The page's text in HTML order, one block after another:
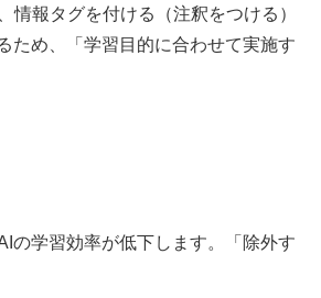
報タグを付ける（注釈をつける）
ため、「学習目的に合わせて実施す
の学習効率が低下します。「除外す